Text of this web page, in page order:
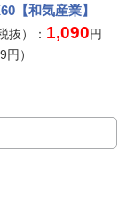
【和気産業】
抜）： 1,090円
円）